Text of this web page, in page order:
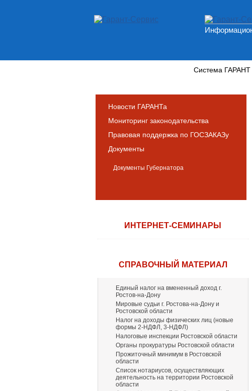
Система ГАРАНТ
Новости ГАРАНТа
Мониторинг законодательства
Правовая поддержка по ГОСЗАКАЗу
Документы
Документы Губернатора
ИНТЕРНЕТ-СЕМИНАРЫ
СПРАВОЧНЫЙ МАТЕРИАЛ
Единый налог на вмененный доход г.
Ростов-на-Дону
Мировые судьи г. Ростова-на-Дону и
Ростовской области
Налог на доходы физических лиц (новые
формы 2-НДФЛ, 3-НДФЛ)
Налоговые инспекции Ростовской области
Органы прокуратуры Ростовской области
Прожиточный минимум в Ростовской
области
Список нотариусов, осуществляющих
деятельность на территории Ростовской
области